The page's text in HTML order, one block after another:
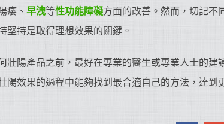
痿、 早洩等性功能障礙方面的改善。然而，切記不
堅持是取得理想效果的關鍵。
壯陽產品之前，最好在專業的醫生或專業人士的建
陽效果的過程中能夠找到最合適自己的方法，達到